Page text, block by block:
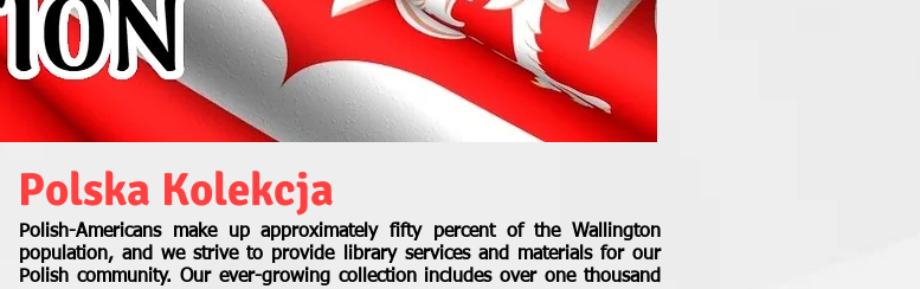
Polska Kolekcja
Polish-Americans make up approximately fifty percent of the Wallington
population, and we strive to provide library services and materials for our
Polish community. Our ever-growing collection includes over one thousand